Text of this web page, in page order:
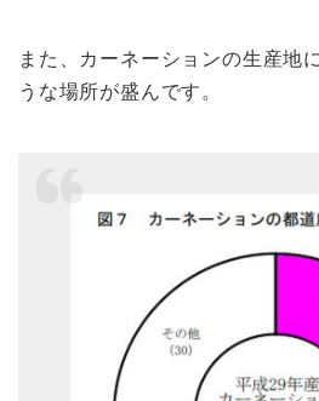
また、カーネーションの生産地
うな場所が盛んです。